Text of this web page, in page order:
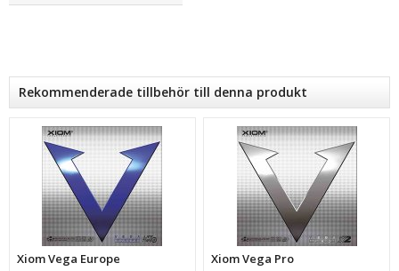
Rekommenderade tillbehör till denna produkt
Xiom Vega Europe Xiom Vega Pro